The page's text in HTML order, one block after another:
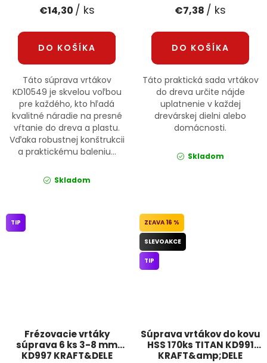
€14,30 / ks
DO KOŠÍKA
Táto súprava vrtákov
KD10549 je skvelou voľbou
pre každého, kto hľadá
kvalitné náradie na presné
vŕtanie do dreva a plastu.
Vďaka robustnej konštrukcii
a praktickému baleniu...
Skladom
€7,38 / ks
DO KOŠÍKA
Táto praktická sada vrtákov
do dreva určite nájde
uplatnenie v každej
drevárskej dielni alebo
domácnosti.
Skladom
Frézovacie vrtáky
súprava 6 ks 3-8 mm
KD997 KRAFT&DELE
TIP
Súprava vrtákov do kovu
HSS 170ks TITAN KD991
KRAFT&amp;DELE
16 %
SLEVOAKCE
TIP